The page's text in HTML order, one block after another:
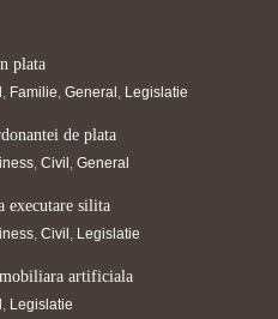
plata
, Familie, General , Legislatie
de plata
, Civil , General
executare silita
, Civil , Legislatie
artificiala
, Legislatie